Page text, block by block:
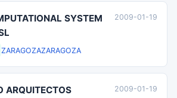
SYSTEM
ZARAGOZAZARAGOZA
2009-01-19
ARQUITECTOS
2009-01-19